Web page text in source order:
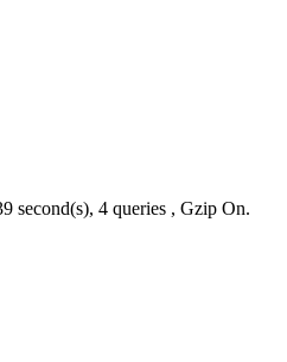
second(s), 4 queries , Gzip On.